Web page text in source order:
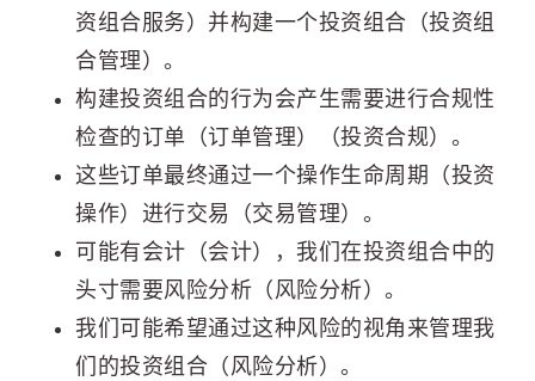
资组合服务）并构建一个投资组合（投资组
合管理）。
构建投资组合的行为会产生需要进行合规性
检查的订单（订单管理）（投资合规）。
这些订单最终通过一个操作生命周期（投资
操作）进行交易（交易管理）。
可能有会计（会计），我们在投资组合中的
头寸需要风险分析（风险分析）。
我们可能希望通过这种风险的视角来管理我
们的投资组合（风险分析）。